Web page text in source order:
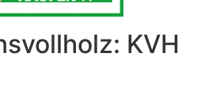
KVH